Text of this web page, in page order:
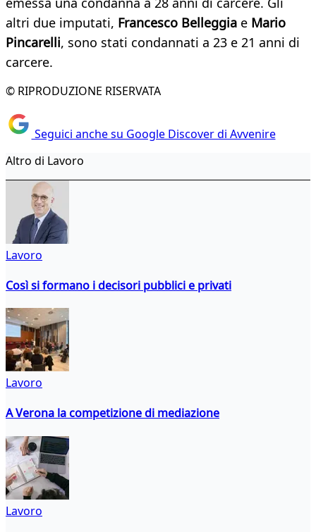
altri due imputati, Francesco Belleggia e Mario
Pincarelli, sono stati condannati a 23 e 21 anni di
carcere.
© RIPRODUZIONE RISERVATA
Seguici anche su Google Discover di Avvenire
Altro di Lavoro
Lavoro
Così si formano i decisori pubblici e privati
Lavoro
A Verona la competizione di mediazione
Lavoro